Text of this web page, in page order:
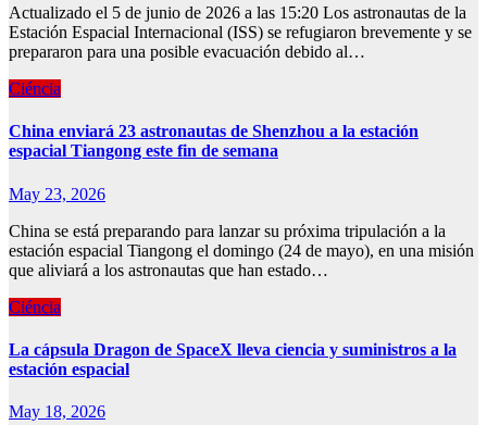
Actualizado el 5 de junio de 2026 a las 15:20 Los astronautas de la
Estación Espacial Internacional (ISS) se refugiaron brevemente y se
prepararon para una posible evacuación debido al…
Ciéncia
China enviará 23 astronautas de Shenzhou a la estación
espacial Tiangong este fin de semana
May 23, 2026
China se está preparando para lanzar su próxima tripulación a la
estación espacial Tiangong el domingo (24 de mayo), en una misión
que aliviará a los astronautas que han estado…
Ciéncia
La cápsula Dragon de SpaceX lleva ciencia y suministros a la
estación espacial
May 18, 2026